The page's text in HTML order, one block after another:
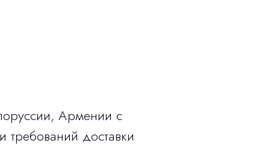
Армении с
требований доставки